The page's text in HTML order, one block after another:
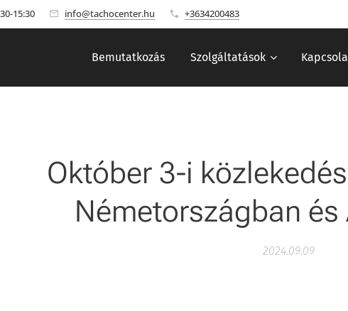
15:30 info@tachocenter.hu +3634200483
Bemutatkozás Szolgáltatások
Október 3-i
Németországban
2024.09.09